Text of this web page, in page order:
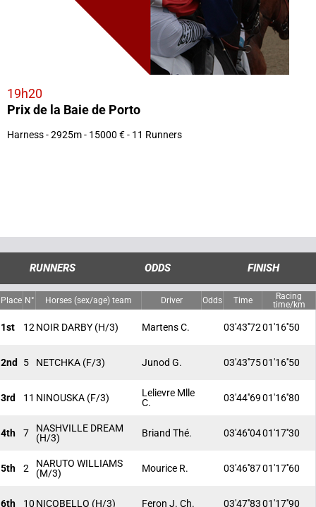
19h20
Prix de la Baie de Porto
Harness - 2925m - 15000 € - 11 Runners
RUNNERS ODDS FINISH
Place N° Horses (sex/age) team Driver Odds Time
Racing
time/km
1st 12 NOIR DARBY (H/3) Martens C. 03'43''7201'16''50
2nd 5 NETCHKA (F/3) Junod G. 03'43''7501'16''50
3rd 11 NINOUSKA (F/3)
Lelievre Mlle
C.
03'44''6901'16''80
4th 7
NASHVILLE DREAM
(H/3)
Briand Thé. 03'46''0401'17''30
5th 2
NARUTO WILLIAMS
(M/3)
Mourice R. 03'46''8701'17''60
6th 10 NICOBELLO (H/3) Feron J. Ch. 03'47''8301'17''90